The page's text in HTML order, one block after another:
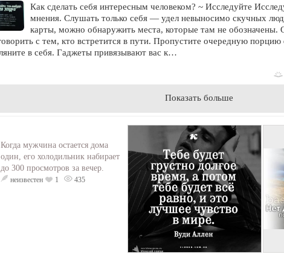
Как сделать себя интересным человеком? ~ Исследуйте
мнения. Слушать только себя — удел невыносимо скучных
карты, можно обнаружить места, которые там не обозначены.
с тем, кто встретится в пути. Пропустите очередную порцию
в себя. Гаджеты привязывают вас к…
Показать больше
Когда мужчина остается дома
один, его холодильник набирает
до 300 просмотров за вечер.
неизвестен 1 435